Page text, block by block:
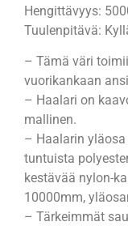
Hengittävyys:
Tuulenpitävä:
– Tämä väri
vuorikankaan
– Haalari on
mallinen.
– Haalarin
tuntuista
kestävää nylon-
10000mm,
– Tärkeimmät